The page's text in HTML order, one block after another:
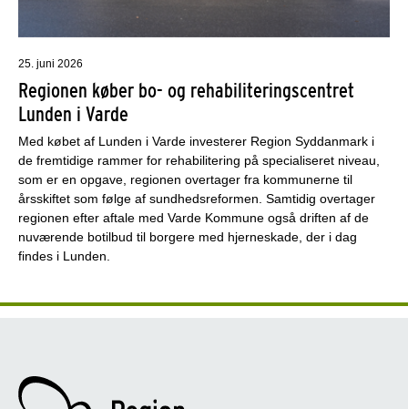
25. juni 2026
Regionen køber bo- og rehabiliteringscentret
Lunden i Varde
Med købet af Lunden i Varde investerer Region Syddanmark i
de fremtidige rammer for rehabilitering på specialiseret niveau,
som er en opgave, regionen overtager fra kommunerne til
årsskiftet som følge af sundhedsreformen. Samtidig overtager
regionen efter aftale med Varde Kommune også driften af de
nuværende botilbud til borgere med hjerneskade, der i dag
findes i Lunden.